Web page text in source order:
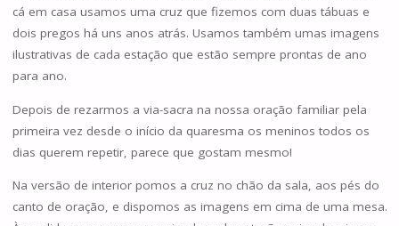
cá em casa usamos uma cruz que fizemos com duas tábuas e
dois pregos há uns anos atrás. Usamos também umas imagens
ilustrativas de cada estação que estão sempre prontas de ano
para ano.
Depois de rezarmos a via-sacra na nossa oração familiar pela
primeira vez desde o início da quaresma os meninos todos os
dias querem repetir, parece que gostam mesmo!
Na versão de interior pomos a cruz no chão da sala, aos pés do
canto de oração, e dispomos as imagens em cima de uma mesa.